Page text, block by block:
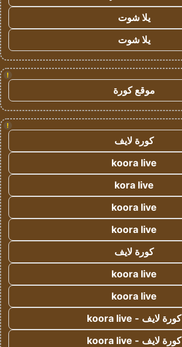
يلا شوت
يلا شوت
!
موقع كورة
!
كورة لايف
koora live
kora live
koora live
koora live
كورة لايف
koora live
koora live
كورة لايف - koora live
كورة لايف - koora live